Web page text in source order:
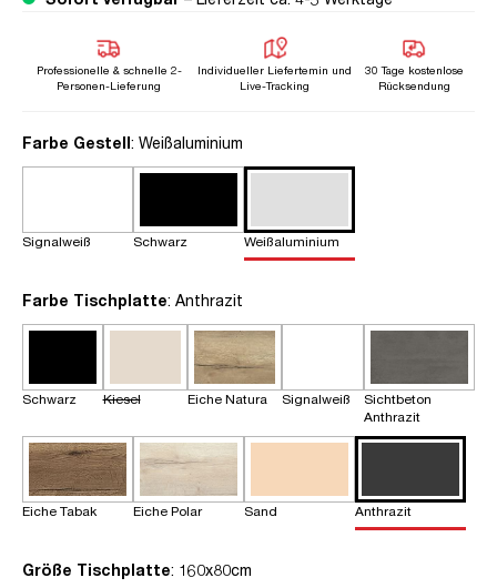
Professionelle & schnelle 2-
Personen-Lieferung
Individueller Liefertemin und
Live-Tracking
30 Tage kostenlose
Rücksendung
Farbe Gestellauswählen
: Weißaluminium
Signalweiß Schwarz Weißaluminium
Farbe Tischplatteauswählen
: Anthrazit
Schwarz Kiesel Eiche Natura Signalweiß
Sichtbeton
Anthrazit
Eiche Tabak Eiche Polar Sand Anthrazit
Größe Tischplatteauswählen
: 160x80cm